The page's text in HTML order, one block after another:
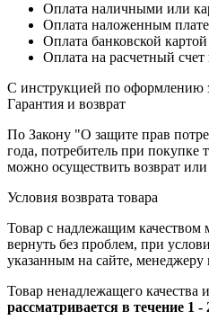
Оплата наличными или
Оплата наложенным
Оплата банковской картой
Оплата на расчетный счет
С инструкцией по оформлению
Гарантия и возврат
По Закону "О защите прав
года, потребитель при покупке
можно осуществить возврат
Условия возврата товара
Товар с надлежащим
вернуть без проблем, при
указанным на сайте, менеджеру
Товар ненадлежащего
рассматривается в течение 1 -